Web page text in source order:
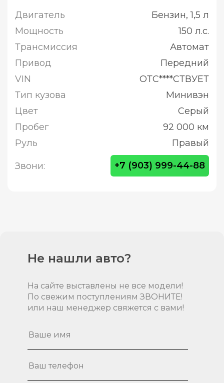
Двигатель
Бензин, 1,5 л
Мощность
150 л.с.
Трансмиссия
Автомат
Привод
Передний
VIN
ОТС****СТВУЕТ
Тип кузова
Минивэн
Цвет
Серый
Пробег
92 000 км
Руль
Правый
Звони: +7 (903) 999-44-88
Не нашли авто?
На сайте выставлены не все модели!
По свежим поступлениям ЗВОНИТЕ!
или наш менеджер свяжется с вами!